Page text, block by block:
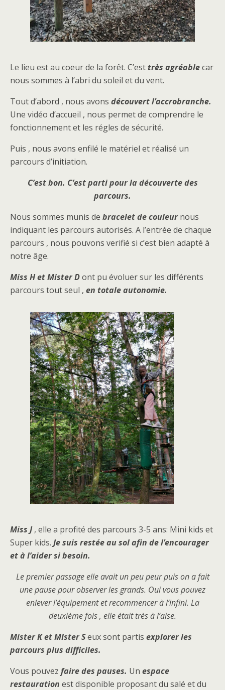
Le lieu est au coeur de la forêt. C’esttrès agréablecar
nous sommes à l’abri du soleil et du vent.
Tout d’abord , nous avons découvert l’accrobranche.
Une vidéo d’accueil , nous permet de comprendre le
fonctionnement et les régles de sécurité.
Puis , nous avons enfilé le matériel et réalisé un
parcours d’initiation.
C’est bon. C’est parti pour la découverte des
parcours.
Nous sommes munis de bracelet de couleurnous
indiquant les parcours autorisés. A l’entrée de chaque
parcours , nous pouvons verifié si c’est bien adapté à
notre âge.
Miss H et Mister Dont pu évoluer sur les différents
parcours tout seul , en totale autonomie.
Miss J, elle a profité des parcours 3-5 ans: Mini kids et
Super kids. Je suis restée au sol afin de l’encourager
et à l’aider si besoin.
Le premier passage elle avait un peu peur puis on a fait
une pause pour observer les grands. Oui vous pouvez
enlever l’équipement et recommencer à l’infini. La
deuxième fois , elle était très à l’aise.
Mister K et MIster Seux sont partis explorer les
parcours plus difficiles.
Vous pouvez faire des pauses. Un espace
restauration est disponible proposant du salé et du